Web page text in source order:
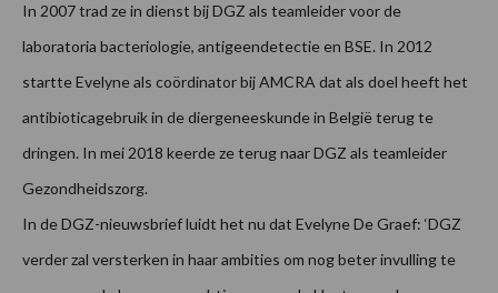
In 2007 trad ze in dienst bij DGZ als teamleider voor de
laboratoria bacteriologie, antigeendetectie en BSE. In 2012
startte Evelyne als coördinator bij AMCRA dat als doel heeft het
antibioticagebruik in de diergeneeskunde in België terug te
dringen. In mei 2018 keerde ze terug naar DGZ als teamleider
Gezondheidszorg.
In de DGZ-nieuwsbrief luidt het nu dat Evelyne De Graef: ‘DGZ
verder zal versterken in haar ambities om nog beter invulling te